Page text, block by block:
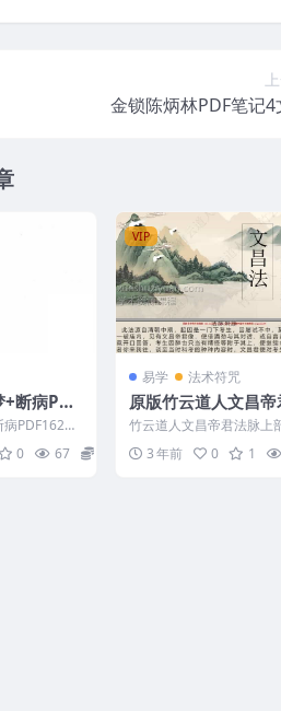
金锁陈炳林PDF笔记4
断病PDF
PDF162页
0 67
VIP
易学 法术符咒
原版竹云道人文昌帝
脉上部视频+教学文
道法术课程
竹云道人文昌帝君法脉上
+文档(原版) Y2304-064 道
脉相关资料...
3 年前 0 1